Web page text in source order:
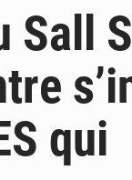
Sall
qui